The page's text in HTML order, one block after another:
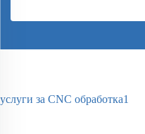
услуги за CNC обработка1